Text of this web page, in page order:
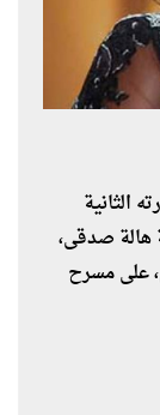
الثانية
هالة صدقى،
المقبل، على مسرح